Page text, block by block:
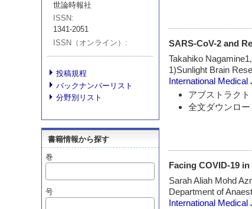
世論時報社
ISSN
1341-2051
ISSN（オンライン）
投稿規程
バックナンバーリスト
分野別リスト
書籍情報から探す
巻
号
SARS-CoV-2 and
Takahiko
1)Sunlight Brain
International Medical
アブストラク
全文ダウンロー
Facing COVID-19
Sarah Aliah Mohd
Department of
International Medical